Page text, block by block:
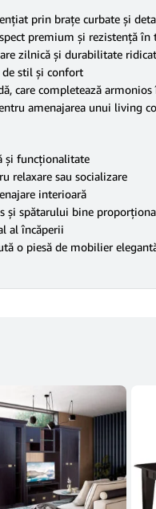
prin brațe curbate și
premium și rezistență în
zilnică și durabilitate
de stil și confort
care completează
amenajarea unui living
și funcționalitate
relaxare sau socializare
interioară
și spătarului bine
al încăperii
o piesă de mobilier